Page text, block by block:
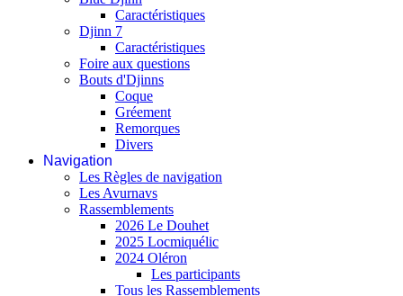
Caractéristiques
Djinn 7
Caractéristiques
Foire aux questions
Bouts d'Djinns
Coque
Gréement
Remorques
Divers
Navigation
Les Règles de navigation
Les Avurnavs
Rassemblements
2026 Le Douhet
2025 Locmiquélic
2024 Oléron
Les participants
Tous les Rassemblements